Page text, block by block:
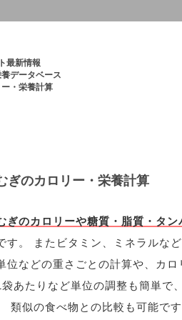
最新情報
データベース
・栄養計算
ぎのカロリー・栄養計算
ぎのカロリーや糖質・脂質・タ
す。 またビタミン、ミネラルな
位などの重さごとの計算や、カ
あたりなど単位の調整も簡単で
類似の食べ物との比較も可能です